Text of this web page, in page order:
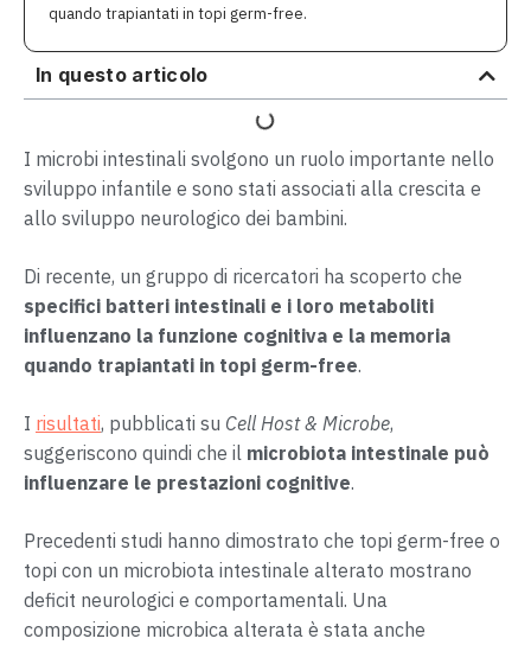
quando trapiantati in topi germ-free.
In questo articolo
I microbi intestinali svolgono un ruolo importante nello
sviluppo infantile e sono stati associati alla crescita e
allo sviluppo neurologico dei bambini.
Di recente, un gruppo di ricercatori ha scoperto che
specifici batteri intestinali e i loro metaboliti
influenzano la funzione cognitiva e la memoria
quando trapiantati in topi germ-free.
I risultati, pubblicati su Cell Host & Microbe,
suggeriscono quindi che il microbiota intestinale può
influenzare le prestazioni cognitive.
Precedenti studi hanno dimostrato che topi germ-free o
topi con un microbiota intestinale alterato mostrano
deficit neurologici e comportamentali. Una
composizione microbica alterata è stata anche